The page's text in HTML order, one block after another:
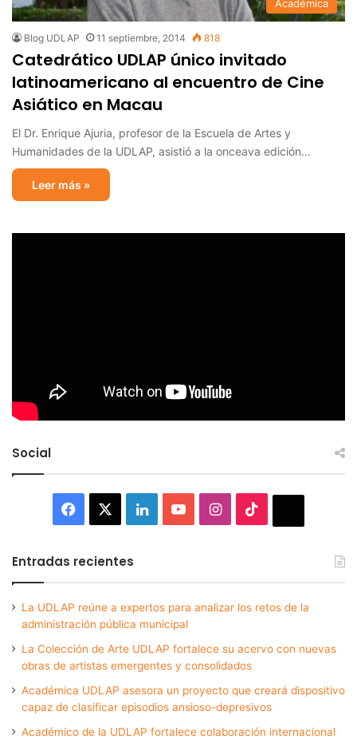
Académica
Blog UDLAP 11 septiembre, 2014 818
Catedrático UDLAP único invitado
latinoamericano al encuentro de Cine
Asiático en Macau
El Dr. Enrique Ajuria, profesor de la Escuela de Artes y
Humanidades de la UDLAP, asistió a la onceava edición…
Leer más »
Social
Facebook LinkedInYouTubeInstagram
Entradas recientes
La UDLAP reúne a expertos para analizar los retos de la
administración pública municipal
La Colección de Arte UDLAP fortalece su acervo con nuevas
obras de artistas emergentes y consolidados
Académica UDLAP asesora un proyecto que creará dispositivo
capaz de clasificar episodios ansioso-depresivos
Académico de la UDLAP fortalece colaboración internacional